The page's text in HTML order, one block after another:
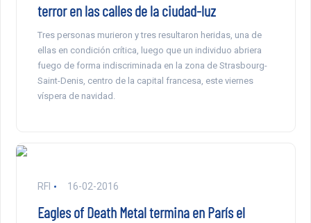
terror en las calles de la ciudad-luz
Tres personas murieron y tres resultaron heridas, una de
ellas en condición crítica, luego que un individuo abriera
fuego de forma indiscriminada en la zona de Strasbourg-
Saint-Denis, centro de la capital francesa, este viernes
víspera de navidad.
RFI 16-02-2016
Eagles of Death Metal termina en París el